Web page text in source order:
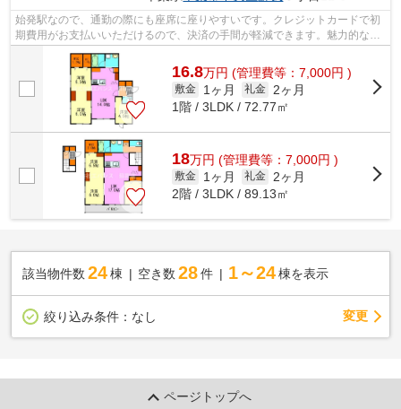
始発駅なので、通勤の際にも座席に座りやすいです。クレジットカードで初
期費用がお支払いいただけるので、決済の手間が軽減できます。魅力的な眺
めが楽しめるエリアの物件です。気に...
16.8万円 (管理費等：7,000円 )
敷金 1ヶ月 礼金
2ヶ月
1階 / 3LDK / 72.77㎡
18万円 (管理費等：7,000円 )
敷金 1ヶ月 礼金
2ヶ月
2階 / 3LDK / 89.13㎡
該当物件数 24棟 空き数 28 件 1～24 棟を表示
絞り込み条件： なし 変更
ページトップへ